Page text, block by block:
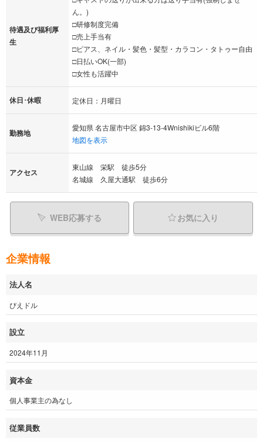
待遇及び福利厚
生
ん。)
□研修制度完備
□売上手当有
□ピアス、ネイル・髪色・髪型・カラコン・タトゥー自由
□日払いOK(一部)
□女性も活躍中
休日･休暇 定休日：月曜日
勤務地
愛知県 名古屋市中区 錦3-13-4Wnishikiビル6階
地図を表示
アクセス
東山線 栄駅 徒歩5分
名城線 久屋大通駅 徒歩6分
WEB応募する お気に入り
企業情報
法人名
ぴえドル
設立
2024年11月
資本金
個人事業主の為なし
従業員数